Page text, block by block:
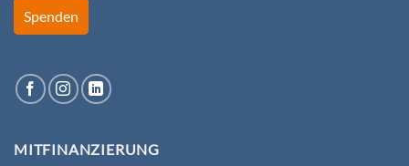
Spenden
MITFINANZIERUNG